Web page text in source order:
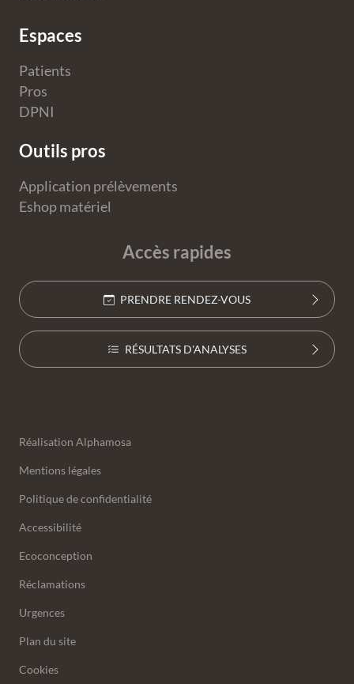
Espaces
Patients
Pros
DPNI
Outils pros
Application prélèvements
Eshop matériel
Accès rapides
PRENDRE RENDEZ-VOUS
RÉSULTATS D'ANALYSES
Réalisation Alphamosa
Mentions légales
Politique de confidentialité
Accessibilité
Ecoconception
Réclamations
Urgences
Plan du site
Cookies